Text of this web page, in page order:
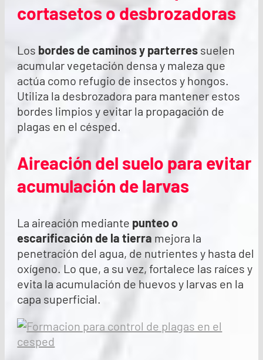
cortasetos o desbrozadoras
Los bordes de caminos y parterres suelen
acumular vegetación densa y maleza que
actúa como refugio de insectos y hongos.
Utiliza la desbrozadora para mantener estos
bordes limpios y evitar la propagación de
plagas en el césped.
Aireación del suelo para evitar
acumulación de larvas
La aireación mediante punteo o
escarificación de la tierra mejora la
penetración del agua, de nutrientes y hasta del
oxígeno. Lo que, a su vez, fortalece las raíces y
evita la acumulación de huevos y larvas en la
capa superficial.